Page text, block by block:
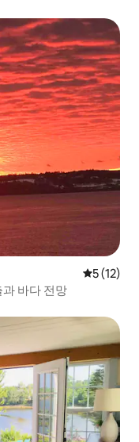
평점 5점
5 (12)
바다 전망